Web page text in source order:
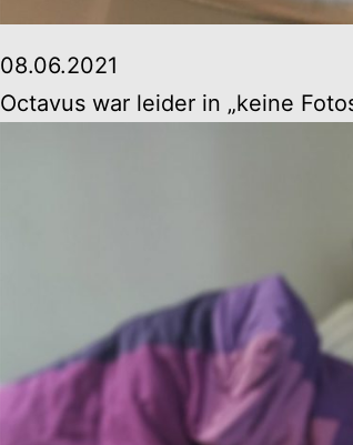
08.06.2021
Octavus war leider in „keine